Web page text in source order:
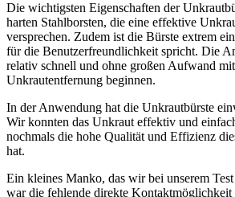
Die wichtigsten Eigenschaften der
harten Stahlborsten, die eine effektive
versprechen. Zudem ist die Bürste extrem
für die Benutzerfreundlichkeit spricht. Die
relativ schnell und ohne großen Aufwand
Unkrautentfernung beginnen.
In der Anwendung hat die Unkrautbürste
Wir konnten das Unkraut effektiv und
nochmals die hohe Qualität und Effizienz
hat.
Ein kleines Manko, das wir bei unserem Test
war die fehlende direkte